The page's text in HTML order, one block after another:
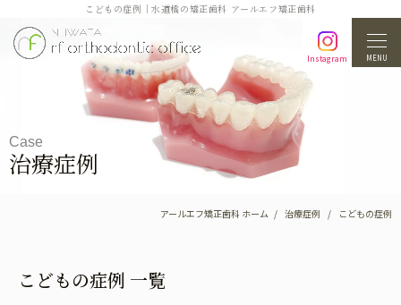
こどもの症例｜水道橋の矯正歯科 アールエフ矯正歯科
Instagram MENU
Case
治療症例
アールエフ矯正歯科 ホーム 治療症例 こどもの症例
こどもの症例 一覧